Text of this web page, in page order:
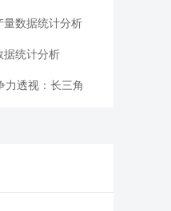
量数据统计分析
据统计分析
力透视：长三角